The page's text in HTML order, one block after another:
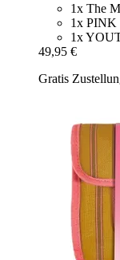
1x The
1x PINK
1x
49,95 €
Gratis